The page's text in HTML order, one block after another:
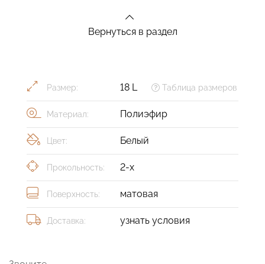
Вернуться в раздел
Размер: 18 L Таблица размеров
Материал: Полиэфир
Цвет: Белый
Прокольность: 2-х
Поверхность: матовая
Доставка: узнать условия